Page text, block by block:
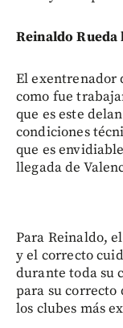
Reinaldo
El exentrenador
como fue
que es este
condiciones
que es
llegada de
Para Reinaldo,
y el correcto
durante toda su
para su correcto
los clubes más